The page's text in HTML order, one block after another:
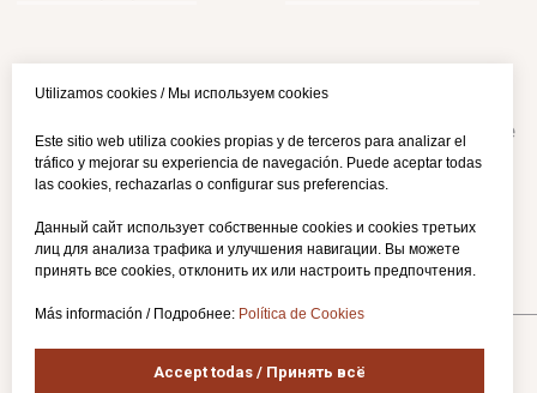
Utilizamos cookies / Мы используем cookies
Este sitio web utiliza cookies propias y de terceros para analizar el
tráfico y mejorar su experiencia de navegación. Puede aceptar todas
las cookies, rechazarlas o configurar sus preferencias.
Данный сайт использует собственные cookies и cookies третьих
лиц для анализа трафика и улучшения навигации. Вы можете
принять все cookies, отклонить их или настроить предпочтения.
Más información / Подробнее: Política de Cookies
Accept todas / Принять всё